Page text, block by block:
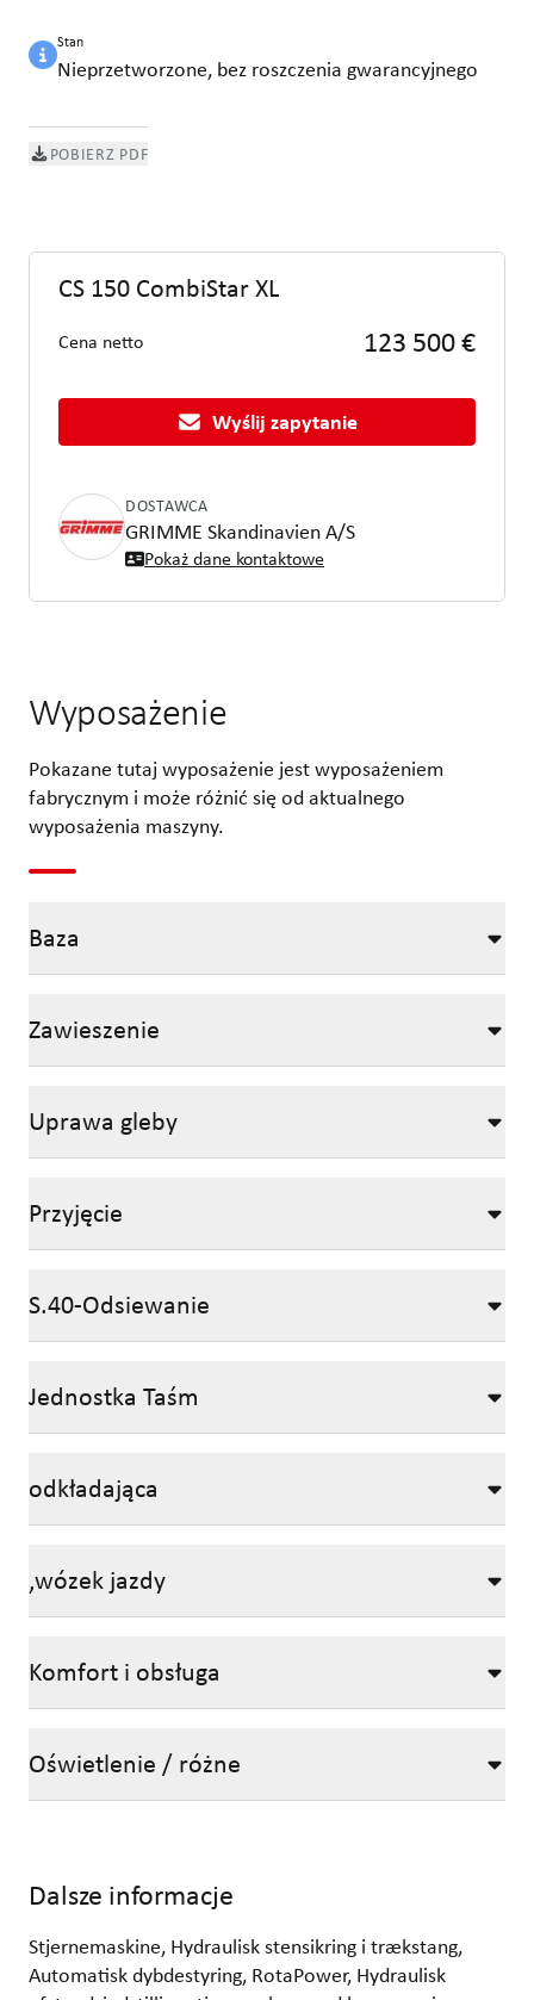
Stan
Nieprzetworzone, bez roszczenia gwarancyjnego
POBIERZ PDF
CS 150 CombiStar XL
Cena netto 123 500 €
Wyślij zapytanie
DOSTAWCA
GRIMME Skandinavien A/S
Pokaż dane kontaktowe
Wyposażenie
Pokazane tutaj wyposażenie jest wyposażeniem
fabrycznym i może różnić się od aktualnego
wyposażenia maszyny.
Baza
Zawieszenie
Uprawa gleby
Przyjęcie
S.40-Odsiewanie
Jednostka Taśm
odkładająca
,wózek jazdy
Komfort i obsługa
Oświetlenie / różne
Dalsze informacje
Stjernemaskine, Hydraulisk stensikring i trækstang,
Automatisk dybdestyring, RotaPower, Hydraulisk